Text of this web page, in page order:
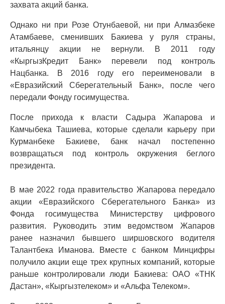
захвата акций банка.
Однако ни при Розе Отунбаевой, ни при Алмазбеке
Атамбаеве, сменивших Бакиева у руля страны,
итальянцу акции не вернули. В 2011 году
«КыргызКредит Банк» перевели под контроль
Нацбанка. В 2016 году его переименовали в
«Евразийский Сберегательный Банк», после чего
передали Фонду госимущества.
После прихода к власти Садыра Жапарова и
Камчыбека Ташиева, которые сделали карьеру при
Курманбеке Бакиеве, банк начал постепенно
возвращаться под контроль окружения беглого
президента.
В мае 2022 года правительство Жапарова передало
акции «Евразийского Сберегательного Банка» из
Фонда госимущества Министерству цифрового
развития. Руководить этим ведомством Жапаров
ранее назначил бывшего ширшовского водителя
Талантбека Иманова. Вместе с банком Минцифры
получило акции еще трех крупных компаний, которые
раньше контролировали люди Бакиева: ОАО «ТНК
Дастан», «Кыргызтелеком» и «Альфа Телеком».